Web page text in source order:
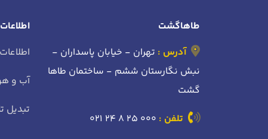
طاهاگشت
آدرس : تهران - خیابان پاسداران -
نبش نگارستان ششم - ساختمان طاها
گشت
تلفن : 021 24 8 25 000
آب و
تبدیل